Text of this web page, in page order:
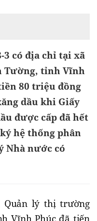
có địa chỉ tại xã
Tường, tỉnh Vĩnh
80 triệu đồng
dầu khi Giấy
được cấp đã hết
hệ thống phân
Nhà nước có
Quản lý thị trường
Vĩnh Phúc đã tiến